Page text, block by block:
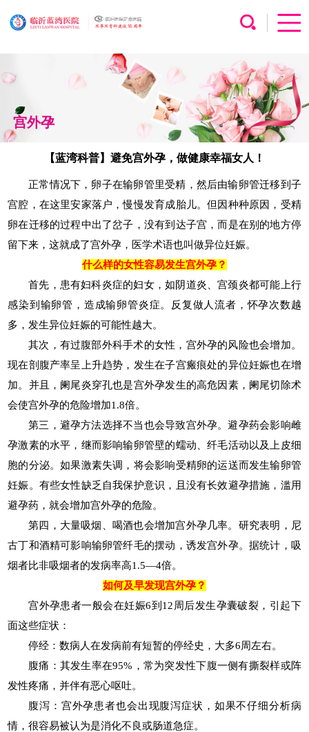
宫外孕
【蓝湾科普】避免宫外孕，做健康幸福女人！
正常情况下，卵子在输卵管里受精，然后由输卵管迁移到子
宫腔，在这里安家落户，慢慢发育成胎儿。但因种种原因，受精
卵在迁移的过程中出了岔子，没有到达子宫，而是在别的地方停
留下来，这就成了宫外孕，医学术语也叫做异位妊娠。
什么样的女性容易发生宫外孕？
首先，患有妇科炎症的妇女，如阴道炎、宫颈炎都可能上行
感染到输卵管，造成输卵管炎症。反复做人流者，怀孕次数越
多，发生异位妊娠的可能性越大。
其次，有过腹部外科手术的女性，宫外孕的风险也会增加。
现在剖腹产率呈上升趋势，发生在子宫瘢痕处的异位妊娠也在增
加。并且，阑尾炎穿孔也是宫外孕发生的高危因素，阑尾切除术
会使宫外孕的危险增加1.8倍。
第三，避孕方法选择不当也会导致宫外孕。避孕药会影响雌
孕激素的水平，继而影响输卵管壁的蠕动、纤毛活动以及上皮细
胞的分泌。如果激素失调，将会影响受精卵的运送而发生输卵管
妊娠。有些女性缺乏自我保护意识，且没有长效避孕措施，滥用
避孕药，就会增加宫外孕的危险。
第四，大量吸烟、喝酒也会增加宫外孕几率。研究表明，尼
古丁和酒精可影响输卵管纤毛的摆动，诱发宫外孕。据统计，吸
烟者比非吸烟者的发病率高1.5—4倍。
如何及早发现宫外孕？
宫外孕患者一般会在妊娠6到12周后发生孕囊破裂，引起下
面这些症状：
停经：数病人在发病前有短暂的停经史，大多6周左右。
腹痛：其发生率在95%，常为突发性下腹一侧有撕裂样或阵
发性疼痛，并伴有恶心呕吐。
腹泻：宫外孕患者也会出现腹泻症状，如果不仔细分析病
情，很容易被认为是消化不良或肠道急症。